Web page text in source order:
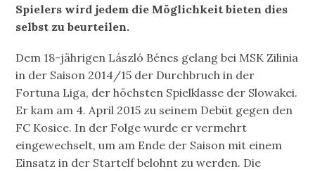
Spielers wird jedem die Möglichkeit bieten dies
selbst zu beurteilen.
Dem 18-jährigen László Bénes gelang bei MSK Zilinia
in der Saison 2014/15 der Durchbruch in der
Fortuna Liga, der höchsten Spielklasse der Slowakei.
Er kam am 4. April 2015 zu seinem Debüt gegen den
FC Kosice. In der Folge wurde er vermehrt
eingewechselt, um am Ende der Saison mit einem
Einsatz in der Startelf belohnt zu werden. Die